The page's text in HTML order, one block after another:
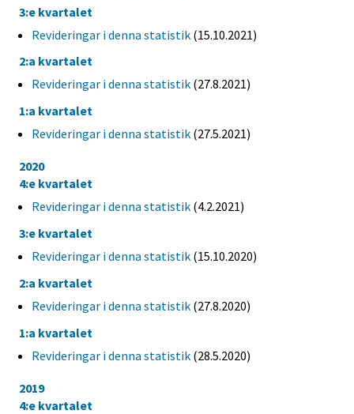
3:e kvartalet
Revideringar i denna statistik (15.10.2021)
2:a kvartalet
Revideringar i denna statistik (27.8.2021)
1:a kvartalet
Revideringar i denna statistik (27.5.2021)
2020
4:e kvartalet
Revideringar i denna statistik (4.2.2021)
3:e kvartalet
Revideringar i denna statistik (15.10.2020)
2:a kvartalet
Revideringar i denna statistik (27.8.2020)
1:a kvartalet
Revideringar i denna statistik (28.5.2020)
2019
4:e kvartalet